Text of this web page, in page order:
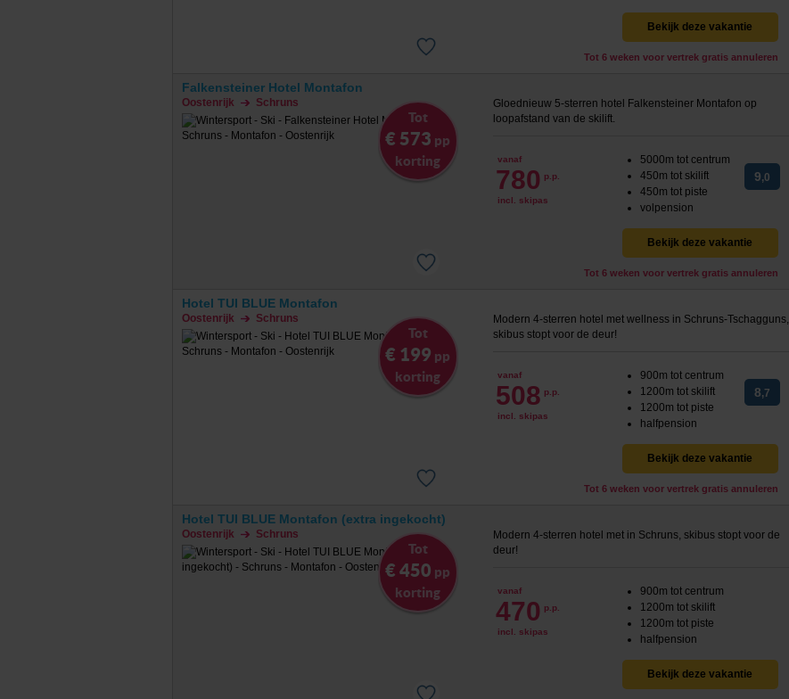
Bekijk deze vakantie
Tot 6 weken voor vertrek gratis annuleren
Falkensteiner Hotel Montafon
Oostenrijk Schruns
Tot
€ 573 pp
korting
Gloednieuw 5-sterren hotel Falkensteiner Montafon op
loopafstand van de skilift.
vanaf
780 p.p.
incl. skipas
5000m tot centrum
450m tot skilift
450m tot piste
volpension
9,0
Bekijk deze vakantie
Tot 6 weken voor vertrek gratis annuleren
Hotel TUI BLUE Montafon
Oostenrijk Schruns
Tot
€ 199 pp
korting
Modern 4-sterren hotel met wellness in Schruns-Tschagguns,
skibus stopt voor de deur!
vanaf
508 p.p.
incl. skipas
900m tot centrum
1200m tot skilift
1200m tot piste
halfpension
8,7
Bekijk deze vakantie
Tot 6 weken voor vertrek gratis annuleren
Hotel TUI BLUE Montafon (extra ingekocht)
Oostenrijk Schruns
Tot
€ 450 pp
korting
Modern 4-sterren hotel met in Schruns, skibus stopt voor de
deur!
vanaf
470 p.p.
incl. skipas
900m tot centrum
1200m tot skilift
1200m tot piste
halfpension
Bekijk deze vakantie